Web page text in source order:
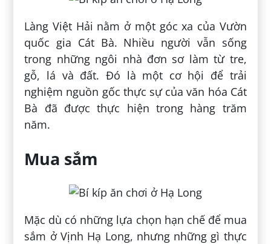
Làng Việt Hải nằm ở một góc xa của Vườn
quốc gia Cát Bà. Nhiều người vẫn sống
trong những ngôi nhà đơn sơ làm từ tre,
gỗ, lá và đất. Đó là một cơ hội để trải
nghiệm nguồn gốc thực sự của văn hóa Cát
Bà đã được thực hiện trong hàng trăm
năm.
Mua sắm
Mặc dù có những lựa chọn hạn chế để mua
sắm ở Vịnh Hạ Long, nhưng những gì thực